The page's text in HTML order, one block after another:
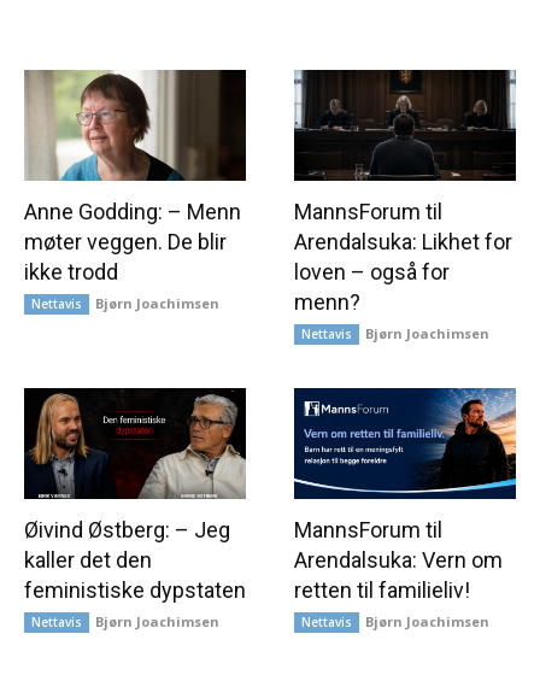
Anne Godding: – Menn
møter veggen. De blir
ikke trodd
Nettavis Bjørn Joachimsen
MannsForum til
Arendalsuka: Likhet for
loven – også for
menn?
Nettavis Bjørn Joachimsen
Øivind Østberg: – Jeg
kaller det den
feministiske dypstaten
Nettavis Bjørn Joachimsen
MannsForum til
Arendalsuka: Vern om
retten til familieliv!
Nettavis Bjørn Joachimsen